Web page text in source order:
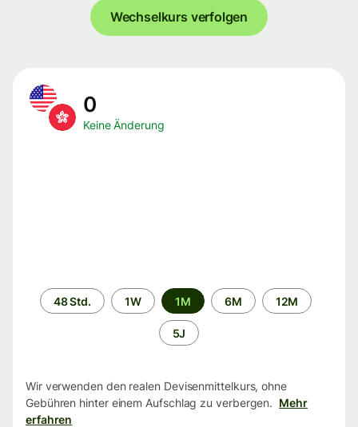
Wechselkurs verfolgen
0
Keine Änderung
Zeitraum
48 Std. 1W 1M 6M 12M
5J
Wir verwenden den realen Devisenmittelkurs, ohne
Gebühren hinter einem Aufschlag zu verbergen. Mehr
erfahren